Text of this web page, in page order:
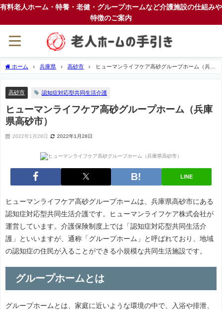
有料老人ホーム・特養・老健・グループホームなど介護施設の仕組みや
特徴のご案内
ホーム 兵庫県 高砂市
ヒューマンライフケア高砂グループホーム（兵庫
高砂市 認知症対応型共同生活介護
ヒューマンライフケア高砂グループホーム（兵庫
県高砂市）
2022年1月28日 2022年1月28日
LINE
ヒューマンライフケア高砂グループホームは、兵庫県高砂市にある
認知症対応型共同生活介護です。ヒューマンライフケア株式会社が
運営しています。介護保険制度上では「認知症対応型共同生活介
護」といいますが、通称「グループホーム」と呼ばれており、地域
の認知症の住民が入ることができる小規模な共同生活施設です。
グループホームとは
グループホームとは、家庭に近いような環境の中で、入浴や排泄、